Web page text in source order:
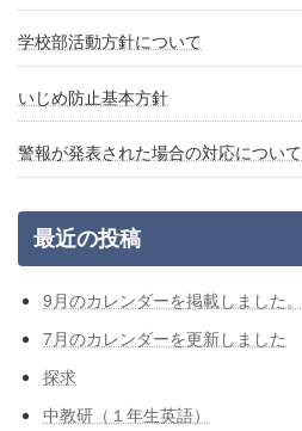
学校部活動方針について
いじめ防止基本方針
警報が発表された場合の対応について
最近の投稿
9月のカレンダーを掲載しました。
7月のカレンダーを更新しました
探求
中教研（１年生英語）